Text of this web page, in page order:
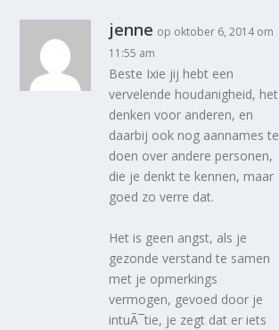
jenne op oktober 6, 2014 om
11:55 am
Beste Ixie jij hebt een
vervelende houdanigheid, het
denken voor anderen, en
daarbij ook nog aannames te
doen over andere personen,
die je denkt te kennen, maar
goed zo verre dat.
Het is geen angst, als je
gezonde verstand te samen
met je opmerkings
vermogen, gevoed door je
intuÃ¯tie, je zegt dat er iets